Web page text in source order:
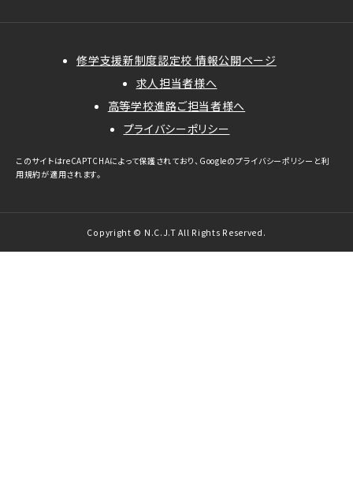
修学支援新制度認定校 情報公開ページ
求人担当者様へ
高等学校進路ご担当者様へ
プライバシーポリシー
Copyright © N.C.J.T All Rights Reserved.
このサイトはreCAPTCHAによって保護されており、Googleのプライバシーポリシー と利
用規約が適用されます。